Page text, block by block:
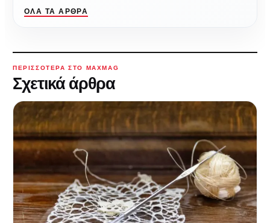
ΌΛΑ ΤΑ ΆΡΘΡΑ
ΠΕΡΙΣΣΌΤΕΡΑ ΣΤΟ MAXMAG
Σχετικά άρθρα